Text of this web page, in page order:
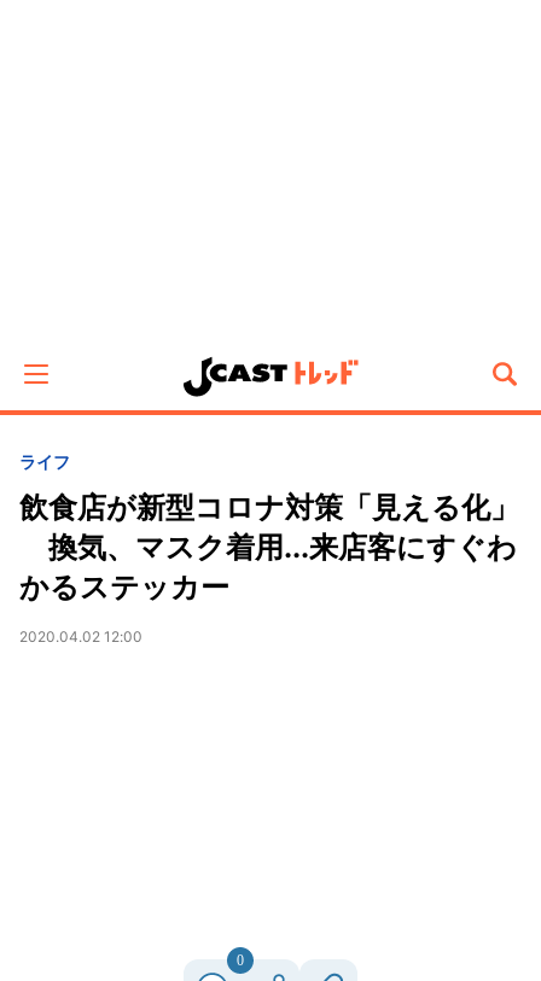
ライフ
飲食店が新型コロナ対策「見える化」
換気、マスク着用...来店客にすぐわ
かるステッカー
2020.04.02 12:00
0